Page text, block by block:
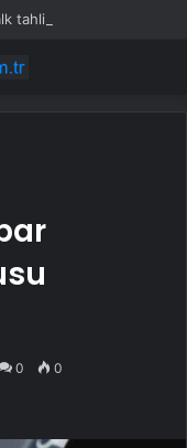
tahliye edildi
0 0